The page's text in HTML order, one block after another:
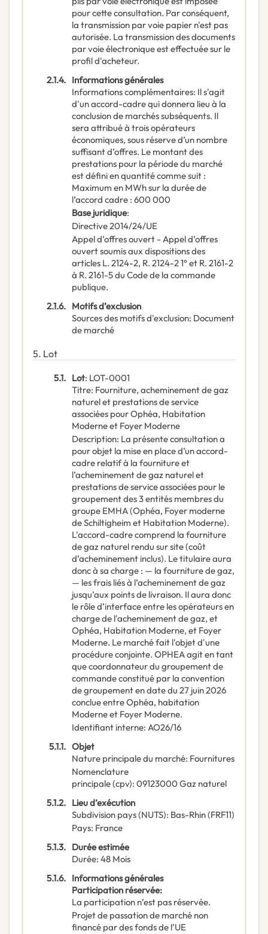
pour cette consultation. Par conséquent,
la transmission par voie papier n'est pas
autorisée. La transmission des documents
par voie électronique est effectuée sur le
profil d'acheteur.
2.1.4. Informations générales
Informations complémentaires: Il s'agit
d'un accord-cadre qui donnera lieu à la
conclusion de marchés subséquents. Il
sera attribué à trois opérateurs
économiques, sous réserve d’un nombre
suffisant d’offres. Le montant des
prestations pour la période du marché
est défini en quantité comme suit :
Maximum en MWh sur la durée de
l’accord cadre : 600 000
Base juridique:
Directive 2014/24/UE
Appel d’offres ouvert - Appel d’offres
ouvert soumis aux dispositions des
articles L. 2124-2, R. 2124-2 1° et R. 2161-2
à R. 2161-5 du Code de la commande
publique.
2.1.6. Motifs d’exclusion
Sources des motifs d'exclusion: Document
de marché
5. Lot
5.1. Lot: LOT-0001
Titre: Fourniture, acheminement de gaz
naturel et prestations de service
associées pour Ophéa, Habitation
Moderne et Foyer Moderne
Description: La présente consultation a
pour objet la mise en place d’un accord-
cadre relatif à la fourniture et
l’acheminement de gaz naturel et
prestations de service associées pour le
groupement des 3 entités membres du
groupe EMHA (Ophéa, Foyer moderne
de Schiltigheim et Habitation Moderne).
L'accord-cadre comprend la fourniture
de gaz naturel rendu sur site (coût
d’acheminement inclus). Le titulaire aura
donc à sa charge : — la fourniture de gaz,
— les frais liés à l’acheminement de gaz
jusqu’aux points de livraison. Il aura donc
le rôle d’interface entre les opérateurs en
charge de l'acheminement de gaz, et
Ophéa, Habitation Moderne, et Foyer
Moderne. Le marché fait l'objet d'une
procédure conjointe. OPHEA agit en tant
que coordonnateur du groupement de
commande constitué par la convention
de groupement en date du 27 juin 2026
conclue entre Ophéa, habitation
Moderne et Foyer Moderne.
Identifiant interne: AO26/16
5.1.1. Objet
Nature principale du marché: Fournitures
Nomenclature
principale(cpv): 09123000 Gaz naturel
5.1.2. Lieu d’exécution
Subdivision pays (NUTS): Bas-Rhin(FRF11)
Pays: France
5.1.3. Durée estimée
Durée: 48 Mois
5.1.6. Informations générales
Participation réservée:
La participation n’est pas réservée.
Projet de passation de marché non
financé par des fonds de l’UE